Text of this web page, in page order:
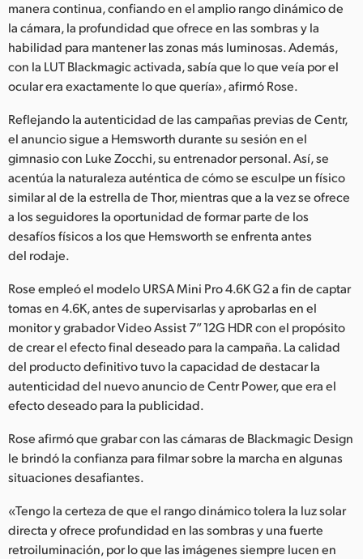
manera continua, confiando en el amplio rango dinámico de
la cámara, la profundidad que ofrece en las sombras y la
habilidad para mantener las zonas más luminosas. Además,
con la LUT Blackmagic activada, sabía que lo que veía por el
ocular era exactamente lo que quería», afirmó Rose.
Reflejando la autenticidad de las campañas previas de Centr,
el anuncio sigue a Hemsworth durante su sesión en el
gimnasio con Luke Zocchi, su entrenador personal. Así, se
acentúa la naturaleza auténtica de cómo se esculpe un físico
similar al de la estrella de Thor, mientras que a la vez se ofrece
a los seguidores la oportunidad de formar parte de los
desafíos físicos a los que Hemsworth se enfrenta antes
del rodaje.
Rose empleó el modelo URSA Mini Pro 4.6K G2 a fin de captar
tomas en 4.6K, antes de supervisarlas y aprobarlas en el
monitor y grabador Video Assist 7” 12G HDR con el propósito
de crear el efecto final deseado para la campaña. La calidad
del producto definitivo tuvo la capacidad de destacar la
autenticidad del nuevo anuncio de Centr Power, que era el
efecto deseado para la publicidad.
Rose afirmó que grabar con las cámaras de Blackmagic Design
le brindó la confianza para filmar sobre la marcha en algunas
situaciones desafiantes.
«Tengo la certeza de que el rango dinámico tolera la luz solar
directa y ofrece profundidad en las sombras y una fuerte
retroiluminación, por lo que las imágenes siempre lucen en